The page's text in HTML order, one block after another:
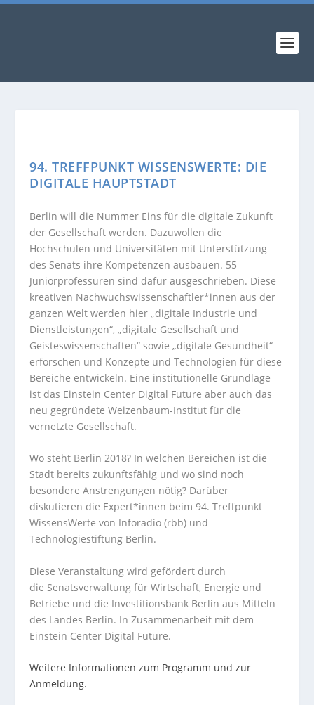
94. TREFFPUNKT WISSENSWERTE: DIE
DIGITALE HAUPTSTADT
Berlin will die Nummer Eins für die digitale Zukunft
der Gesellschaft werden. Dazuwollen die
Hochschulen und Universitäten mit Unterstützung
des Senats ihre Kompetenzen ausbauen. 55
Juniorprofessuren sind dafür ausgeschrieben. Diese
kreativen Nachwuchswissenschaftler*innen aus der
ganzen Welt werden hier „digitale Industrie und
Dienstleistungen“, „digitale Gesellschaft und
Geisteswissenschaften“ sowie „digitale Gesundheit“
erforschen und Konzepte und Technologien für diese
Bereiche entwickeln. Eine institutionelle Grundlage
ist das Einstein Center Digital Future aber auch das
neu gegründete Weizenbaum-Institut für die
vernetzte Gesellschaft.
Wo steht Berlin 2018? In welchen Bereichen ist die
Stadt bereits zukunftsfähig und wo sind noch
besondere Anstrengungen nötig? Darüber
diskutieren die Expert*innen beim 94. Treffpunkt
WissensWerte von Inforadio (rbb) und
Technologiestiftung Berlin.
Diese Veranstaltung wird gefördert durch
die Senatsverwaltung für Wirtschaft, Energie und
Betriebe und die Investitionsbank Berlin aus Mitteln
des Landes Berlin. In Zusammenarbeit mit dem
Einstein Center Digital Future.
Weitere Informationen zum Programm und zur
Anmeldung.